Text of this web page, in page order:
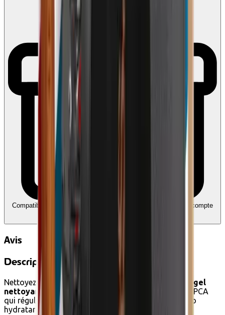
Compatible avec Ecochèques et Chèques-cadeaux
Liez votre compte
Avis
Description
Nettoyez et purifiez votre peau en douceur grâce au gel
nettoyant visage certifié bio Avril !
Grâce au zinc PCA
qui régule la production de sébum et à l’aloe vera bio
hydratant*, votre peau est propre et saine !